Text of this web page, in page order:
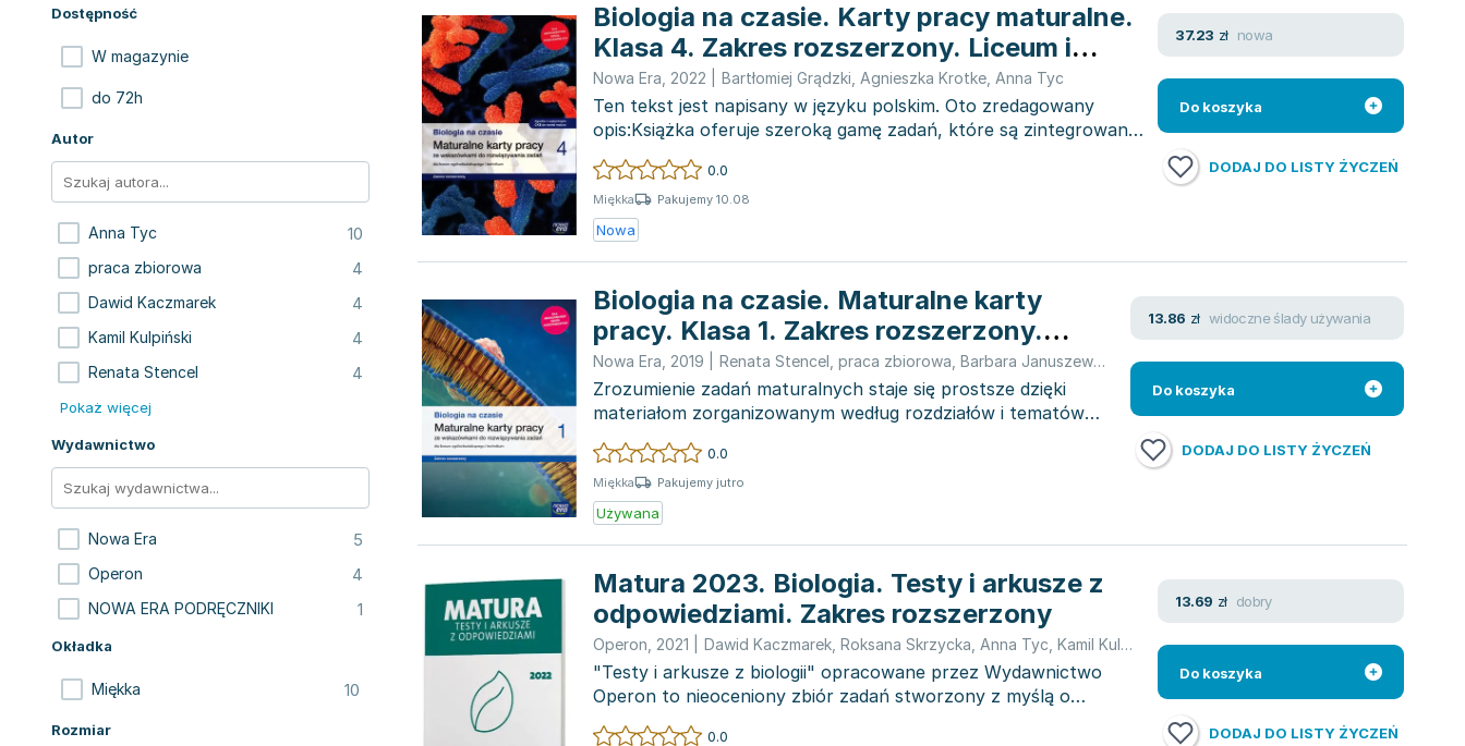
Dostępność
W magazynie
do 72h
Autor
Anna Tyc 10
praca zbiorowa 4
Dawid Kaczmarek 4
Kamil Kulpiński 4
Renata Stencel 4
Pokaż więcej
Wydawnictwo
Nowa Era 5
Operon 4
NOWA ERA PODRĘCZNIKI 1
Okładka
Miękka 10
Rozmiar
Biologia na czasie. Karty pracy maturalne.
Klasa 4. Zakres rozszerzony. Liceum i
technikum
Nowa Era 2022 Bartłomiej Grądzki Agnieszka Krotke Anna Tyc
Ten tekst jest napisany w języku polskim. Oto zredagowany
opis:Książka oferuje szeroką gamę zadań, które są zintegrowane
z podręcz...
0.0
Miękka Pakujemy 10.08
Nowa
37.23 zł nowa
Do koszyka
DODAJ DO LISTY ŻYCZEŃ
Biologia na czasie. Maturalne karty
pracy. Klasa 1. Zakres rozszerzony.
Liceum i technikum
Nowa Era 2019 Renata Stencel praca zbiorowa Barbara Januszewska-Hasiec ,Anna Tyc
Zrozumienie zadań maturalnych staje się prostsze dzięki
materiałom zorganizowanym według rozdziałów i tematów
podręcznika, co poma...
0.0
Miękka Pakujemy jutro
Używana
13.86 zł widoczne ślady używania
Do koszyka
DODAJ DO LISTY ŻYCZEŃ
Matura 2023. Biologia. Testy i arkusze z
odpowiedziami. Zakres rozszerzony
Operon 2021 Dawid Kaczmarek Roksana Skrzycka Anna Tyc Kamil Kulpiński ,praca zbiorowa,opracowanie zbiorowe
"Testy i arkusze z biologii" opracowane przez Wydawnictwo
Operon to nieoceniony zbiór zadań stworzony z myślą o
maturzystach, prag...
0.0
13.69 zł dobry
Do koszyka
DODAJ DO LISTY ŻYCZEŃ